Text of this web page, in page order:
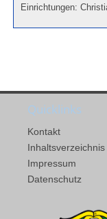
Einrichtungen:
Quicklinks
Kontakt
Inhaltsverzeichnis
Impressum
Datenschutz